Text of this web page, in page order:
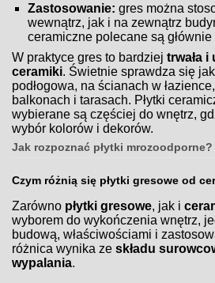
Zastosowanie: gres można
wewnątrz, jak i na zewnątrz
ceramiczne polecane są głównie
W praktyce gres to bardziejtrwała
ceramiki. Świetnie sprawdza się
podłogowa, na ścianach w
balkonach i tarasach. Płytki
wybierane są częściej do wnętrz,
wybór kolorów i dekorów.
Jak rozpoznać płytki mrozoodporne?
Czym różnią się płytki gresowe od
Zarówno płytki gresowe, jak i
wyborem do wykończenia wnętrz,
budową, właściwościami i
różnica wynika zeskładu
wypalania.